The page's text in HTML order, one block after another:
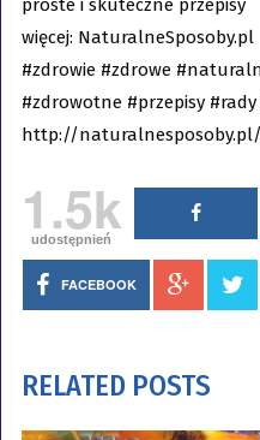
proste i skuteczne przepisy
więcej: NaturalneSposoby.pl
#zdrowie #zdrowe
#zdrowotne #przepisy
http://
1.5k
udostępnień
FACEBOOK
RELATED POSTS